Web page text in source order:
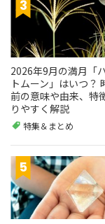
2026年9月の満月「
トムーン」はいつ？
前の意味や由来、特
りやすく解説
特集＆まとめ